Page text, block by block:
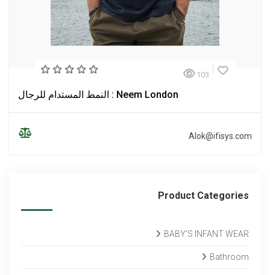
103
Neem London : النمط المستدام للرجال
Alok@ifisys.com
Product Categories
BABY’S INFANT WEAR
Bathroom